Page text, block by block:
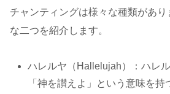
チャンティングは様々な種類があ
な二つを紹介します。
ハレルヤ（Hallelujah）：ハレ
「神を讃えよ」という意味を持